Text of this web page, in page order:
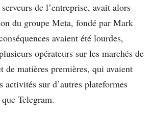
de l’entreprise, avait alors
du groupe Meta, fondé par Mark
avaient été lourdes,
opérateurs sur les marchés de
de matières premières, qui avaient
activités sur d’autres plateformes
Telegram.